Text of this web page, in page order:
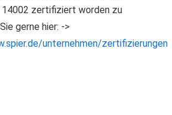
14002 zertifiziert worden zu
gerne hier: ->
unternehmen/zertifizierungen